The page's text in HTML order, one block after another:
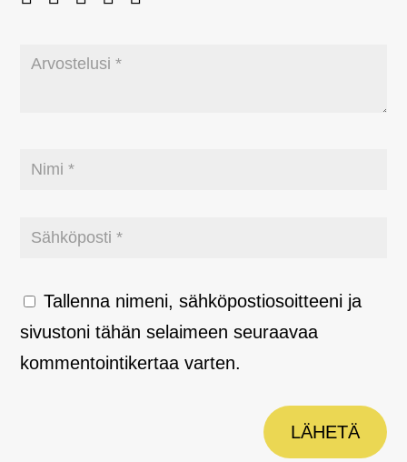
Tallenna nimeni, sähköpostiosoitteeni ja
sivustoni tähän selaimeen seuraavaa
kommentointikertaa varten.
LÄHETÄ